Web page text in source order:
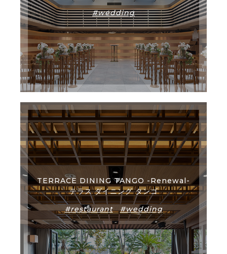
#wedding
TERRACE DINING TANGO -Renewal-
テラス ダイニング タンゴ
#restaurant
#wedding